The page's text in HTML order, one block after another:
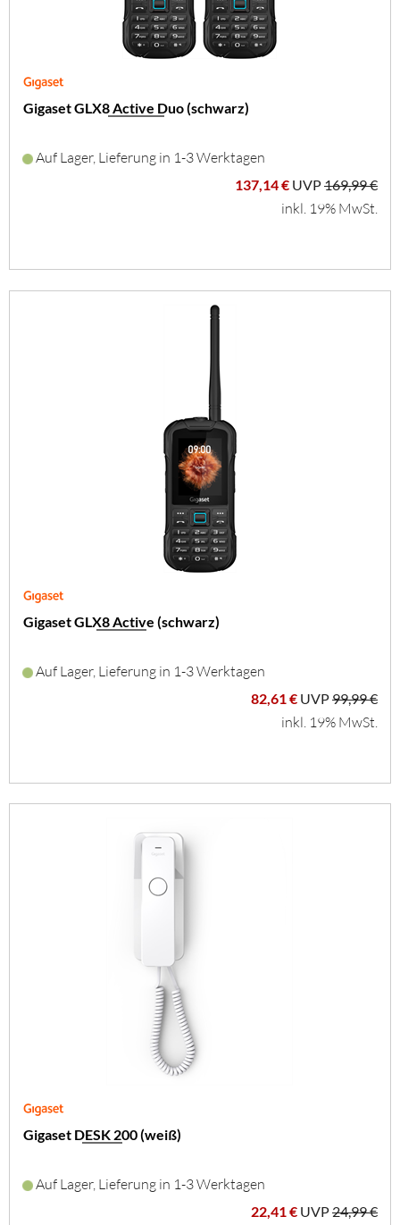
Gigaset GLX8 Active Duo (schwarz)
Auf Lager, Lieferung in 1-3 Werktagen
137,14 € UVP169,99 €
inkl. 19% MwSt.
Gigaset GLX8 Active (schwarz)
Auf Lager, Lieferung in 1-3 Werktagen
82,61 € UVP99,99 €
inkl. 19% MwSt.
Gigaset DESK 200 (weiß)
Auf Lager, Lieferung in 1-3 Werktagen
22,41 € UVP24,99 €